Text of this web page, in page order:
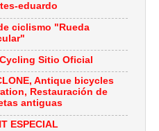
eduardo
ciclismo "Rueda
Sitio Oficial
Antique bicycles
Restauración de
antiguas
ESPECIAL